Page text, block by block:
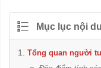
Mục lục nội
Tổng quan người